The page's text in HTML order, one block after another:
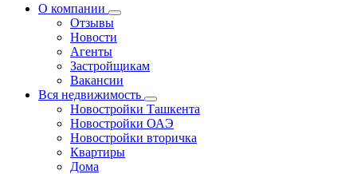
О компании
Отзывы
Новости
Агенты
Застройщикам
Вакансии
Вся недвижимость
Новостройки Ташкента
Новостройки ОАЭ
Новостройки вторичка
Квартиры
Дома